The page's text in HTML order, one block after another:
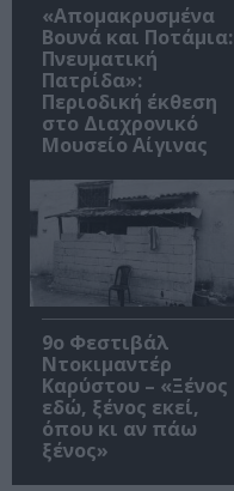
«Απομακρυσμένα
Βουνά και Ποτάμια:
Πνευματική
Πατρίδα»:
Περιοδική έκθεση
στο Διαχρονικό
Μουσείο Αίγινας
9ο Φεστιβάλ
Ντοκιμαντέρ
Καρύστου – «Ξένος
εδώ, ξένος εκεί,
όπου κι αν πάω
ξένος»